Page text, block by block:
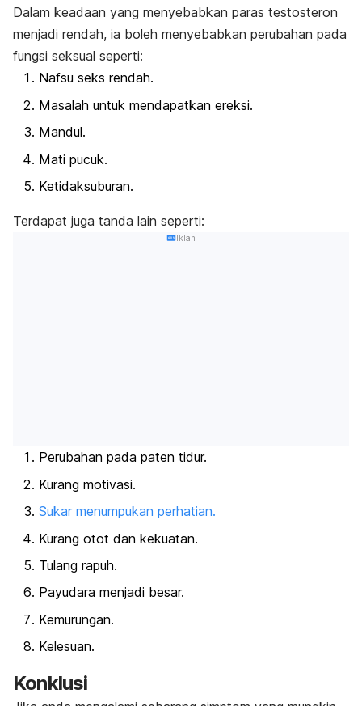
Dalam keadaan yang menyebabkan paras testosteron
menjadi rendah, ia boleh menyebabkan perubahan pada
fungsi seksual seperti:
Nafsu seks rendah.
Masalah untuk mendapatkan ereksi.
Mandul.
Mati pucuk.
Ketidaksuburan.
Terdapat juga tanda lain seperti:
Iklan
Perubahan pada paten tidur.
Kurang motivasi.
Sukar menumpukan perhatian.
Kurang otot dan kekuatan.
Tulang rapuh.
Payudara menjadi besar.
Kemurungan.
Kelesuan.
Konklusi